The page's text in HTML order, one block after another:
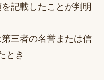
記載したことが判明
三者の名誉または信
とき